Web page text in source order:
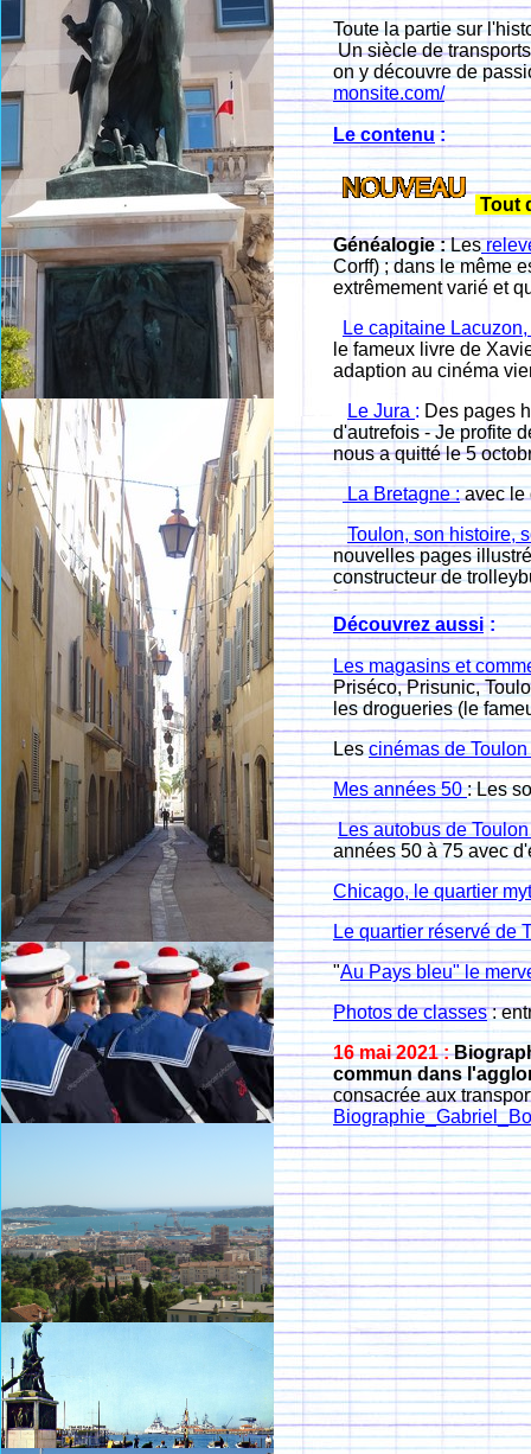
Toute la partie sur
Un siècle de
on y découvre de
monsite.com/
Le contenu:
Tout
Généalogie :Les
Corff) ; dans le même
extrêmement varié et
Le capitaine Lacuzon,
le fameux livre de
adaption au cinéma
Le Jura : Des pages
d'autrefois - Je profite
nous a quitté le 5
La Bretagne : avec le
Toulon, son histoire,
nouvelles pages
constructeur de
Découvrez aussi :
Les magasins et
Priséco, Prisunic,
les drogueries (le
Lescinémas de Toulon
Mes années 50 : Les
Les autobus de
années 50 à 75 avec
Chicago, le quartier
Le quartier réservé de
"Au Pays bleu" le
Photos de classes :
16 mai 2021 :
commun dans
consacrée aux